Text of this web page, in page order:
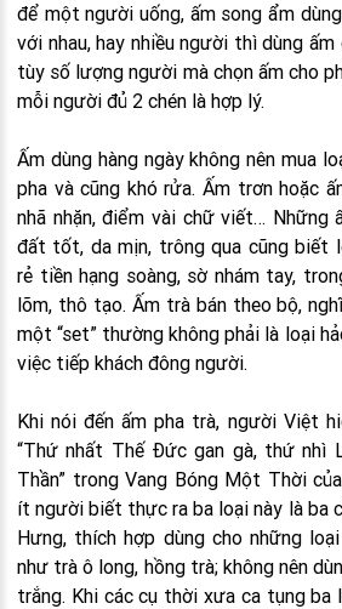
để một người uống, ấm song ẩm
với nhau, hay nhiều người thì dùng
tùy số lượng người mà chọn ấm cho
mỗi người đủ 2 chén là hợp lý.
Ấm dùng hàng ngày không nên mua
pha và cũng khó rửa. Ấm trơn hoặc
nhã nhặn, điểm vài chữ viết…
đất tốt, da mịn, trông qua cũng biết
rẻ tiền hạng soàng, sờ nhám tay,
lõm, thô tạo. Ấm trà bán theo bộ,
một “set” thường không phải là loại
việc tiếp khách đông người.
Khi nói đến ấm pha trà, người Việt
“Thứ nhất Thế Đức gan gà, thứ nhì
Thần” trong Vang Bóng Một Thời
ít người biết thực ra ba loại này là ba
Hưng, thích hợp dùng cho những
như trà ô long, hồng trà; không nên
trắng. Khi các cụ thời xưa ca tụng ba